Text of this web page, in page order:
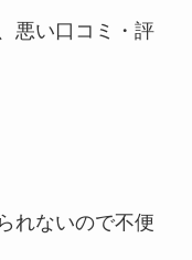
悪い口コミ・評
れないので不便